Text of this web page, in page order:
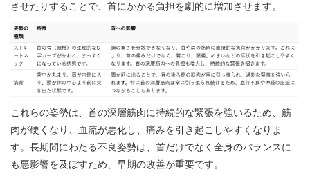
させたりすることで、首にかかる負担を劇的に増加させます。
これらの姿勢は、首の深層筋肉に持続的な緊張を強いるため、筋
肉が硬くなり、血流が悪化し、痛みを引き起こしやすくなりま
す。長期間にわたる不良姿勢は、首だけでなく全身のバランスに
も悪影響を及ぼすため、早期の改善が重要です。